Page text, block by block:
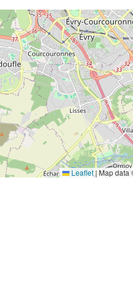
Leaflet |Map data